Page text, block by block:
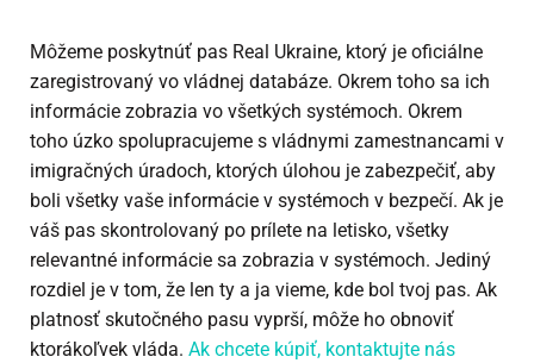
Môžeme poskytnúť pas Real Ukraine, ktorý je oficiálne
zaregistrovaný vo vládnej databáze. Okrem toho sa ich
informácie zobrazia vo všetkých systémoch. Okrem
toho úzko spolupracujeme s vládnymi zamestnancami v
imigračných úradoch, ktorých úlohou je zabezpečiť, aby
boli všetky vaše informácie v systémoch v bezpečí. Ak je
váš pas skontrolovaný po prílete na letisko, všetky
relevantné informácie sa zobrazia v systémoch. Jediný
rozdiel je v tom, že len ty a ja vieme, kde bol tvoj pas. Ak
platnosť skutočného pasu vyprší, môže ho obnoviť
ktorákoľvek vláda. Ak chcete kúpiť, kontaktujte nás